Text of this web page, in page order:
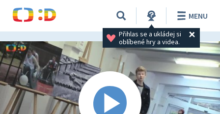
Přihlas se a ukládej si
oblíbené hry a videa.
MENU